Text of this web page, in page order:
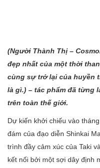
(Người Thành Thị –
đẹp nhất của một thời
cùng sự trở lại của huyền
là gì.) – tác phẩm đã từng
trên toàn thế giới.
Dự kiến khởi chiếu vào
đám của đạo diễn Shinkai
trình đầy cảm xúc của Taki
kết nối bởi một sợi dây định